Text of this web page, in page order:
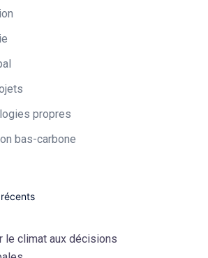
propres​
bas-carbone
le climat aux décisions